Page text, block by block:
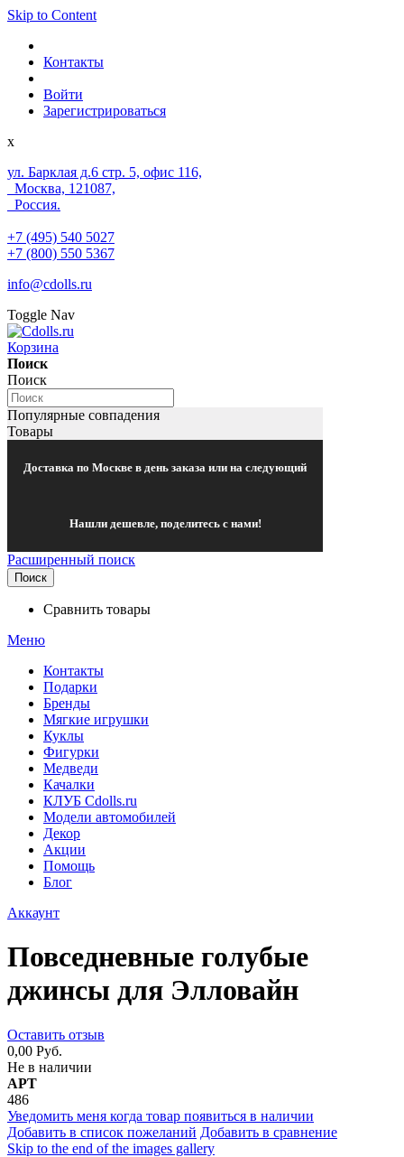
Skip to Content
Контакты
Войти
Зарегистрироваться
x
ул. Барклая д.6 стр. 5, офис 116,
Москва, 121087,
Россия.
+7 (495) 540 5027
+7 (800) 550 5367
info@cdolls.ru
Toggle Nav
Корзина
Поиск
Поиск
Популярные совпадения
Товары
Доставка по Москве в день заказа или на следующий
Нашли дешевле, поделитесь с нами!
Расширенный поиск
Поиск
Сравнить товары
Меню
Контакты
Подарки
Бренды
Мягкие игрушки
Куклы
Фигурки
Медведи
Качалки
КЛУБ Cdolls.ru
Модели автомобилей
Декор
Акции
Помощь
Блог
Аккаунт
Повседневные голубые
джинсы для Элловайн
Оставить отзыв
0,00 Руб.
Не в наличии
АРТ
486
Уведомить меня когда товар появиться в наличии
Добавить в список пожеланий Добавить в сравнение
Skip to the end of the images gallery